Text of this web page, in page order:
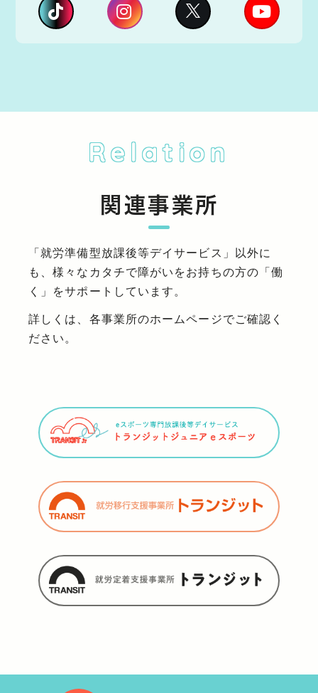
Relation
関連事業所
「就労準備型放課後等デイサービス」以外に
も、様々なカタチで障がいをお持ちの方の「働
く」をサポートしています。
詳しくは、各事業所のホームページでご確認く
ださい。